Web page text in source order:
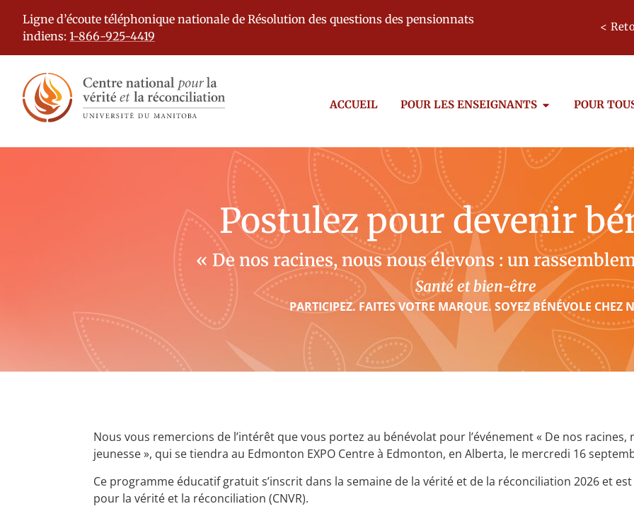
Ligne d’écoute téléphonique nationale de Résolution des questions des pensionnats
indiens: 1-866-925-4419
<
ACCUEIL POUR LES ENSEIGNANTS POUR
Postulez pour devenir
« De nos racines, nous nous élevons : un
Santé et bien-être
PARTICIPEZ. FAITES VOTRE MARQUE. SOYEZ BÉNÉVOLE CHEZ
Nous vous remercions de l’intérêt que vous portez au bénévolat pour l’événement « De nos
jeunesse », qui se tiendra au Edmonton EXPO Centre à Edmonton, en Alberta, le mercredi 16
Ce programme éducatif gratuit s’inscrit dans la semaine de la vérité et de la réconciliation 2026 et
pour la vérité et la réconciliation (CNVR).